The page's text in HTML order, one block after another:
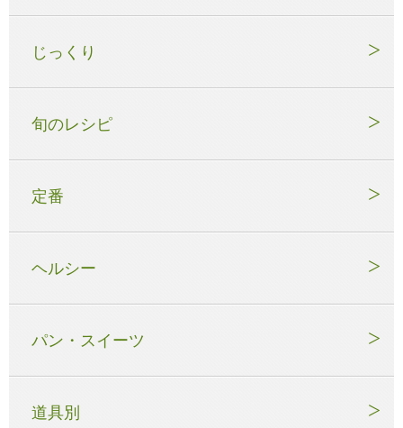
じっくり
旬のレシピ
定番
ヘルシー
パン・スイーツ
道具別